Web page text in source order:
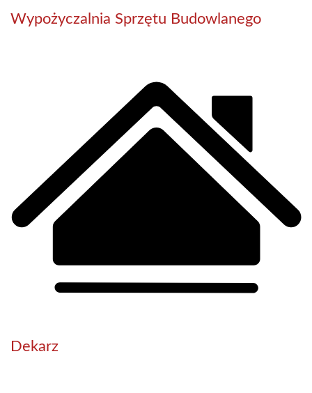
Wypożyczalnia Sprzętu Budowlanego
Dekarz